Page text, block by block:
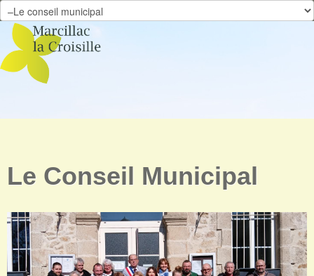
Skip to content
Le Conseil Municipal